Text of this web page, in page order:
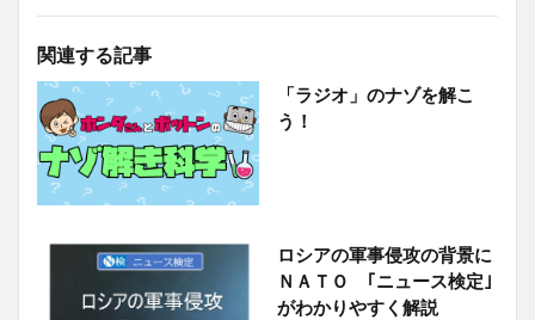
関連する記事
「ラジオ」のナゾを解こ
う！
ロシアの軍事侵攻の背景に
ＮＡＴＯ ｢ニュース検定｣
がわかりやすく解説